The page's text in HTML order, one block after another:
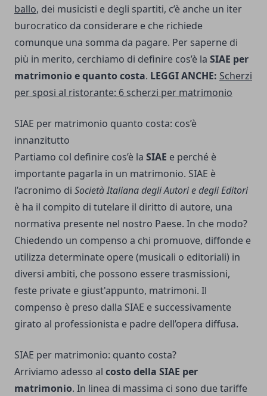
ballo, dei musicisti e degli spartiti, c’è anche un iter
burocratico da considerare e che richiede
comunque una somma da pagare. Per saperne di
più in merito, cerchiamo di definire cos’è la SIAE per
matrimonio e quanto costa. LEGGI ANCHE: Scherzi
per sposi al ristorante: 6 scherzi per matrimonio
SIAE per matrimonio quanto costa: cos’è
innanzitutto
Partiamo col definire cos’è la SIAE e perché è
importante pagarla in un matrimonio. SIAE è
l’acronimo di Società Italiana degli Autori e degli Editori
è ha il compito di tutelare il diritto di autore, una
normativa presente nel nostro Paese. In che modo?
Chiedendo un compenso a chi promuove, diffonde e
utilizza determinate opere (musicali o editoriali) in
diversi ambiti, che possono essere trasmissioni,
feste private e giust'appunto, matrimoni. Il
compenso è preso dalla SIAE e successivamente
girato al professionista e padre dell’opera diffusa.
SIAE per matrimonio: quanto costa?
Arriviamo adesso al costo della SIAE per
matrimonio. In linea di massima ci sono due tariffe